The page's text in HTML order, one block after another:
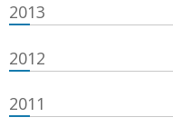
2013
2012
2011